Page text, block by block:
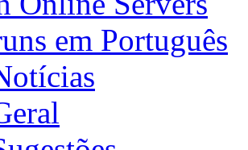
em Português